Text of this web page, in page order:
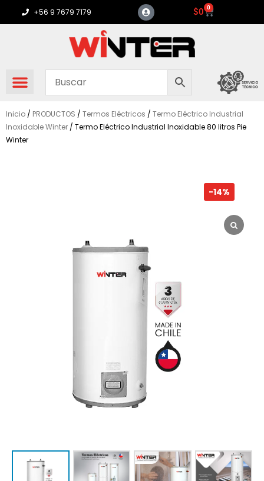
+56 9 7679 7179 $0 0
Carrito
Inicio / PRODUCTOS / Termos Eléctricos / Termo Eléctrico Industrial
Inoxidable Winter / Termo Eléctrico Industrial Inoxidable 80 litros Pie
Winter
-14%